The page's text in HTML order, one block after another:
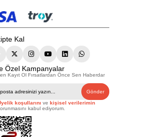
Kal
Özel Kampanyalar
Kayıt Ol Fırsatlardan Önce Sen Haberdar
Gönder
koşullarını ve kişisel verilerimin
kabul ediyorum.